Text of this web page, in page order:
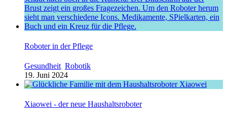
Roboter in der Pflege
Gesundheit, Robotik
19. Juni 2024
Xiaowei - der neue Haushaltsroboter